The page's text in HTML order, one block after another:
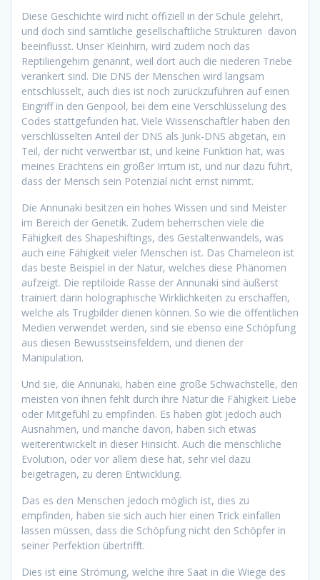
Diese Geschichte wird nicht offiziell in der Schule gelehrt,
und doch sind sämtliche gesellschaftliche Strukturen davon
beeinflusst. Unser Kleinhirn, wird zudem noch das
Reptiliengehirn genannt, weil dort auch die niederen Triebe
verankert sind. Die DNS der Menschen wird langsam
entschlüsselt, auch dies ist noch zurückzuführen auf einen
Eingriff in den Genpool, bei dem eine Verschlüsselung des
Codes stattgefunden hat. Viele Wissenschaftler haben den
verschlüsselten Anteil der DNS als Junk-DNS abgetan, ein
Teil, der nicht verwertbar ist, und keine Funktion hat, was
meines Erachtens ein großer Irrtum ist, und nur dazu führt,
dass der Mensch sein Potenzial nicht ernst nimmt.
Die Annunaki besitzen ein hohes Wissen und sind Meister
im Bereich der Genetik. Zudem beherrschen viele die
Fähigkeit des Shapeshiftings, des Gestaltenwandels, was
auch eine Fähigkeit vieler Menschen ist. Das Chameleon ist
das beste Beispiel in der Natur, welches diese Phänomen
aufzeigt. Die reptiloide Rasse der Annunaki sind äußerst
trainiert darin holographische Wirklichkeiten zu erschaffen,
welche als Trugbilder dienen können. So wie die öffentlichen
Medien verwendet werden, sind sie ebenso eine Schöpfung
aus diesen Bewusstseinsfeldern, und dienen der
Manipulation.
Und sie, die Annunaki, haben eine große Schwachstelle, den
meisten von ihnen fehlt durch ihre Natur die Fähigkeit Liebe
oder Mitgefühl zu empfinden. Es haben gibt jedoch auch
Ausnahmen, und manche davon, haben sich etwas
weiterentwickelt in dieser Hinsicht. Auch die menschliche
Evolution, oder vor allem diese hat, sehr viel dazu
beigetragen, zu deren Entwicklung.
Das es den Menschen jedoch möglich ist, dies zu
empfinden, haben sie sich auch hier einen Trick einfallen
lassen müssen, dass die Schöpfung nicht den Schöpfer in
seiner Perfektion übertrifft.
Dies ist eine Strömung, welche ihre Saat in die Wiege des